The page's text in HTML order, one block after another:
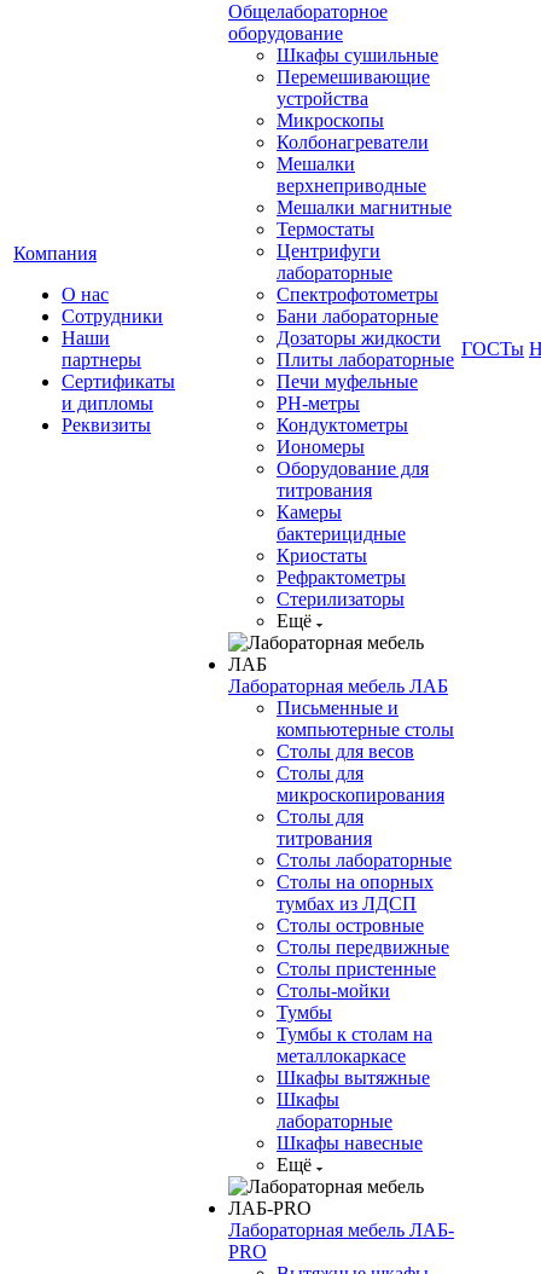
Компания
О нас
Сотрудники
Наши
партнеры
Сертификаты
и дипломы
Реквизиты
Общелабораторное
оборудование
Шкафы сушильные
Перемешивающие
устройства
Микроскопы
Колбонагреватели
Мешалки
верхнеприводные
Мешалки магнитные
Термостаты
Центрифуги
лабораторные
Спектрофотометры
Бани лабораторные
Дозаторы жидкости
Плиты лабораторные
Печи муфельные
РН-метры
Кондуктометры
Иономеры
Оборудование для
титрования
Камеры
бактерицидные
Криостаты
Рефрактометры
Стерилизаторы
Ещё
Лабораторная мебель ЛАБ
Письменные и
компьютерные столы
Столы для весов
Столы для
микроскопирования
Столы для
титрования
Столы лабораторные
Столы на опорных
тумбах из ЛДСП
Столы островные
Столы передвижные
Столы пристенные
Столы-мойки
Тумбы
Тумбы к столам на
металлокаркасе
Шкафы вытяжные
Шкафы
лабораторные
Шкафы навесные
Ещё
Лабораторная мебель ЛАБ-
PRO
ГОСТы